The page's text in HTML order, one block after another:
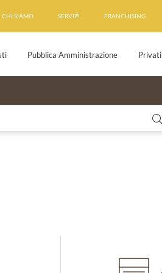
CHI SIAMO SERVIZI FRANCHISING
Pubblica Amministrazione Privati